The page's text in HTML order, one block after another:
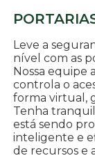
Leve a
nível com as
Nossa equipe
controla o
forma virtual,
Tenha
está sendo
inteligente e
de recursos e